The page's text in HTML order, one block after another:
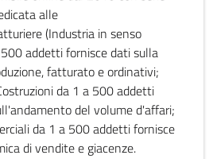
alle
(Industria in senso
addetti fornisce dati sulla
fatturato e ordinativi;
da 1 a 500 addetti
del volume d'affari;
da 1 a 500 addetti fornisce
di vendite e giacenze.